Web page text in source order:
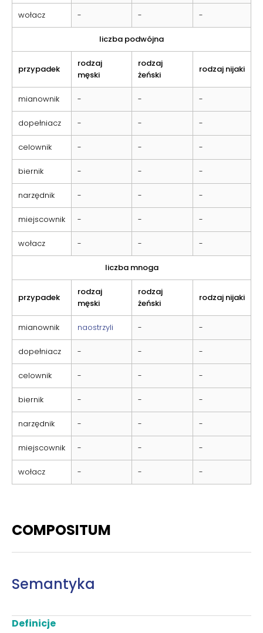
wołacz - - -
liczba podwójna
przypadek
rodzaj
męski
rodzaj
żeński
rodzaj nijaki
mianownik - - -
dopełniacz - - -
celownik - - -
biernik - - -
narzędnik - - -
miejscownik - - -
wołacz - - -
liczba mnoga
przypadek
rodzaj
męski
rodzaj
żeński
rodzaj nijaki
mianownik naostrzyli - -
dopełniacz - - -
celownik - - -
biernik - - -
narzędnik - - -
miejscownik - - -
wołacz - - -
COMPOSITUM
Semantyka
Definicje